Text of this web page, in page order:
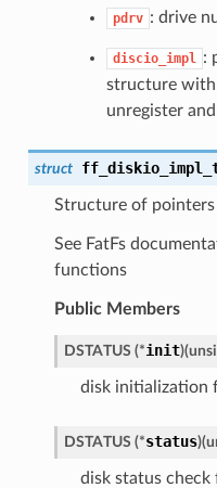
pdrv : drive
discio_impl :
structure
unregister
struct
Structure of
See FatFs
functions
Public Members
DSTATUS (*init)(
disk initialization
DSTATUS (*status)(
disk status